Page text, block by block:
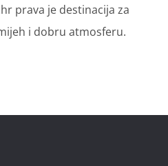
prava je destinacija za
i dobru atmosferu.